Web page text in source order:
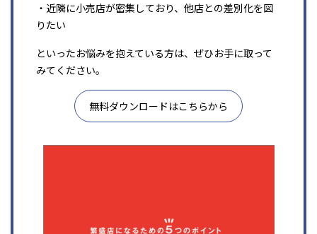
・近隣に小売店が密集しており、他店との差別化を図
りたい
といったお悩みを抱えている方は、ぜひお手に取って
みてください。
無料ダウンロードはこちらから